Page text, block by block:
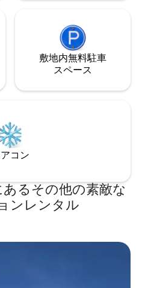
敷地内無料駐⁠車
ス⁠ペ⁠ー⁠ス
コン
るその他の素敵な
ンレンタル